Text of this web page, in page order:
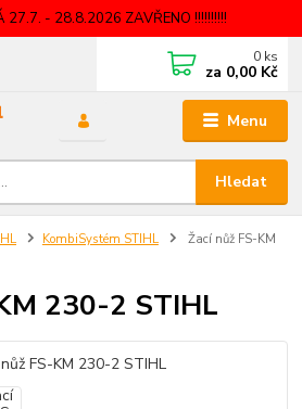
27.7. - 28.8.2026 ZAVŘENO !!!!!!!!!!
Menu
Hledat
0 ks
za 0,00 Kč
KombiSystém STIHL
Žací nůž FS-KM
230-2 STIHL